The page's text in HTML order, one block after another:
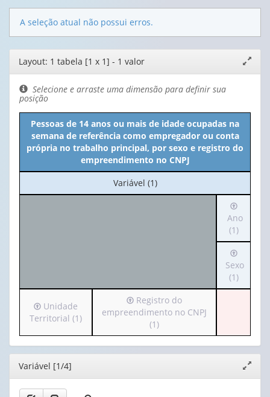
A seleção atual não possui erros.
Editor
de
layout
janela
Layout: 1 tabela [1 x 1] - 1 valor
Selecione e arraste uma dimensão para definir sua
posição
Pessoas de 14 anos ou mais de idade ocupadas na
semana de referência como empregador ou conta
própria no trabalho principal, por sexo e registro do
empreendimento no CNPJ
No
cabeçalho:
Variável (1)
Irá
para
o
cabeçalho
(possui
apenas
1
valor):
Ano
(1)
Irá
para
o
cabeçalho
valor):
Sexo
Sexo
(1)
Irá
para
(possui
apenas
1
valor):
Unidade
Territorial (1)
Irá
para
cabeçalho
(possui
Registro do
empreendimento no CNPJ
(1)
Editor
janela
Variável [1/4]